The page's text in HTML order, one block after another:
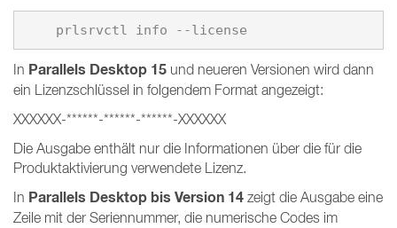
    prlsrvctl info --license
In Parallels Desktop 15 und neueren Versionen wird dann
ein Lizenzschlüssel in folgendem Format angezeigt:
XXXXXX-******-******-******-XXXXXX
Die Ausgabe enthält nur die Informationen über die für die
Produktaktivierung verwendete Lizenz.
In Parallels Desktop bis Version 14 zeigt die Ausgabe eine
Zeile mit der Seriennummer, die numerische Codes im